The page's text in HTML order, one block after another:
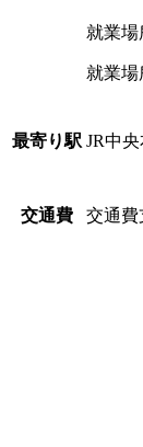
就業
就業
最寄り駅 JR中
交通費 交通費